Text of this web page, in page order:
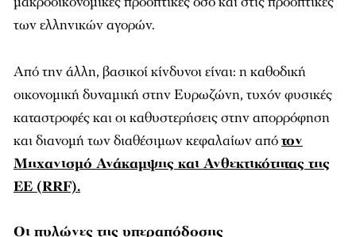
των ελληνικών αγορών.
Από την άλλη, βασικοί κίνδυνοι είναι: η καθοδική
οικονομική δυναμική στην Ευρωζώνη, τυχόν φυσικές
καταστροφές και οι καθυστερήσεις στην απορρόφηση
και διανομή των διαθέσιμων κεφαλαίων απότον
Μηχανισμό Ανάκαμψης και Ανθεκτικότητας της
ΕΕ (RRF).
Oι πυλώνες της υπεραπόδοσης